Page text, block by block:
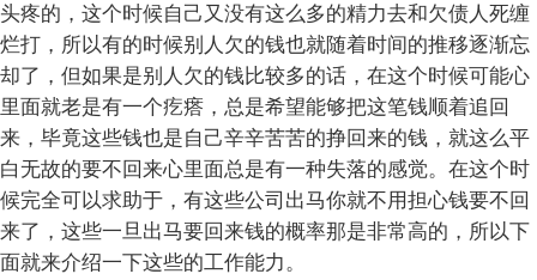
头疼的，这个时候自己又没有这么多的精力去和欠债人死缠
烂打，所以有的时候别人欠的钱也就随着时间的推移逐渐忘
却了，但如果是别人欠的钱比较多的话，在这个时候可能心
里面就老是有一个疙瘩，总是希望能够把这笔钱顺着追回
来，毕竟这些钱也是自己辛辛苦苦的挣回来的钱，就这么平
白无故的要不回来心里面总是有一种失落的感觉。在这个时
候完全可以求助于，有这些公司出马你就不用担心钱要不回
来了，这些一旦出马要回来钱的概率那是非常高的，所以下
面就来介绍一下这些的工作能力。